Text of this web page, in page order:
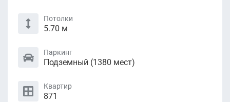
Потолки
5.70 м
Паркинг
Подземный (1380 мест)
Квартир
871